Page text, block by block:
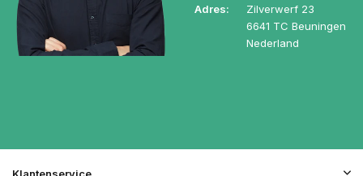
Adres:
Zilverwerf 23
6641 TC Beuningen
Nederland